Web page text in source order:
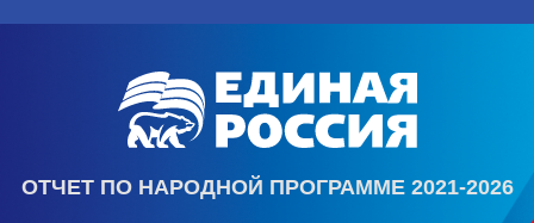
ОТЧЕТ ПО НАРОДНОЙ ПРОГРАММЕ 2021-2026